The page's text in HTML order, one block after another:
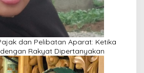
dan Pelibatan Aparat: Ketika
Rakyat Dipertanyakan